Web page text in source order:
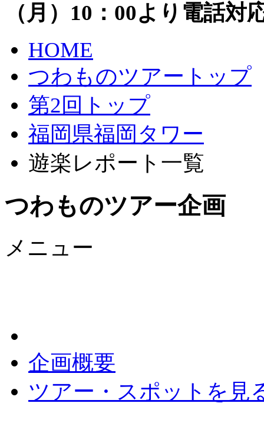
（月）10：00より電話
HOME
つわものツアートップ
第2回トップ
福岡県福岡タワー
遊楽レポート一覧
つわものツアー企画
メニュー
企画概要
ツアー・スポットを見